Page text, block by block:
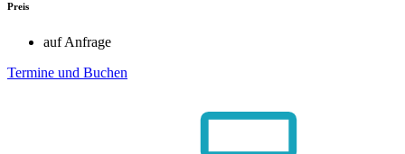
Preis
auf Anfrage
Termine und Buchen